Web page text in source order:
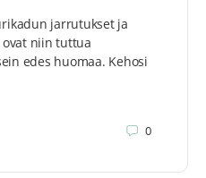
jarrutukset ja
niin tuttua
edes huomaa. Kehosi
0